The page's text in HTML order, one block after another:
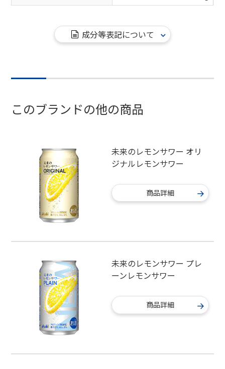
成分等表記について
このブランドの他の商品
未来のレモンサワー オリ
ジナルレモンサワー
商品詳細
未来のレモンサワー プレ
ーンレモンサワー
商品詳細